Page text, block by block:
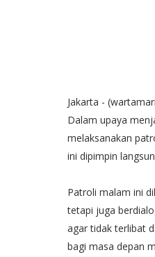
Jakarta -
Dalam upaya
melaksanakan
ini dipimpin
Patroli malam ini
tetapi juga
agar tidak terlibat
bagi masa depan